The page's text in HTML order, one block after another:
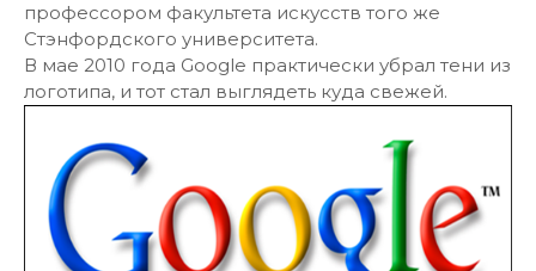
профессором факультета искусств того же
Стэнфордского университета.
В мае 2010 года Google практически убрал тени из
логотипа, и тот стал выглядеть куда свежей.